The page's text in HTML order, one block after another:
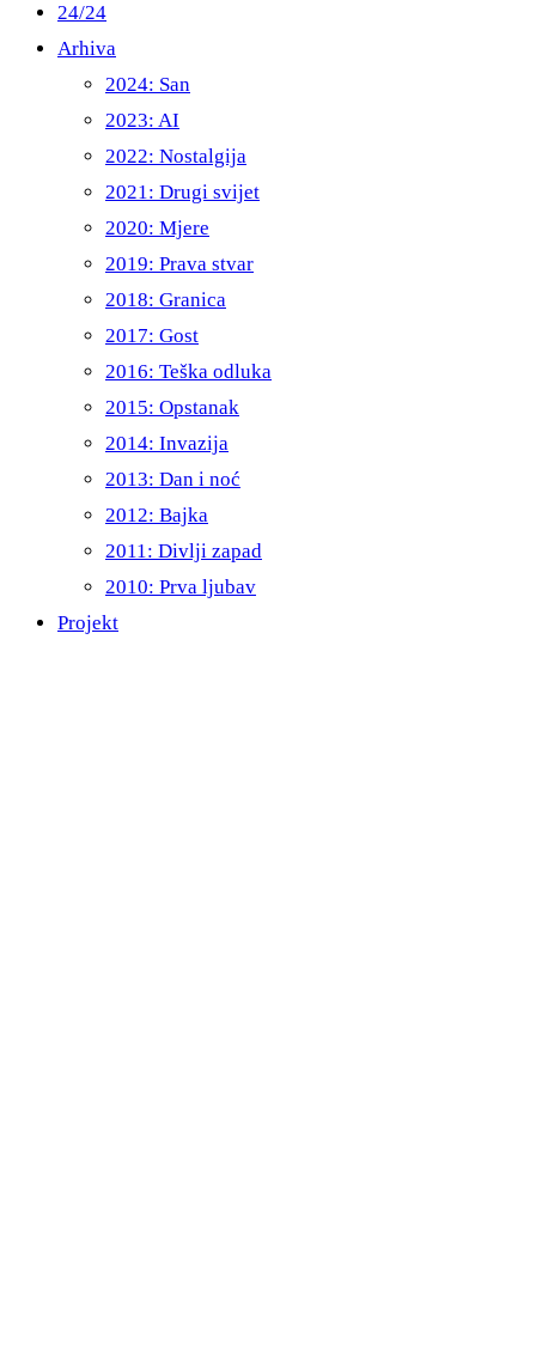
24/24
Arhiva
2024: San
2023: AI
2022: Nostalgija
2021: Drugi svijet
2020: Mjere
2019: Prava stvar
2018: Granica
2017: Gost
2016: Teška odluka
2015: Opstanak
2014: Invazija
2013: Dan i noć
2012: Bajka
2011: Divlji zapad
2010: Prva ljubav
Projekt